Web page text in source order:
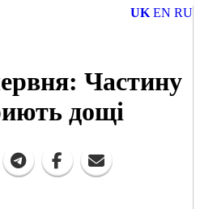
UK EN RU
Частину
дощі